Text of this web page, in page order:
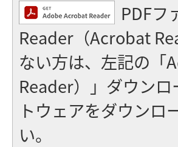
PDFフ
Reader（Acrobat
ない方は、左記の
Reader）」ダウン
トウェアをダウンロ
い。